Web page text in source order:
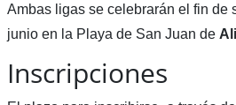
Ambas ligas se celebrarán el fin de
junio en la Playa de San Juan de
Inscripciones